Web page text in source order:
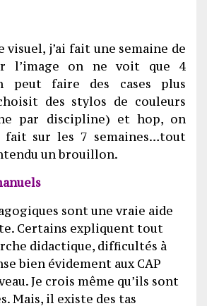
visuel, j’ai fait une semaine de
l’image on ne voit que 4
peut faire des cases plus
des stylos de couleurs
par discipline) et hop, on
fait sur les 7 semaines…tout
un brouillon.
sont une vraie aide
Certains expliquent tout
didactique, difficultés à
bien évidement aux CAP
Je crois même qu’ils sont
Mais, il existe des tas